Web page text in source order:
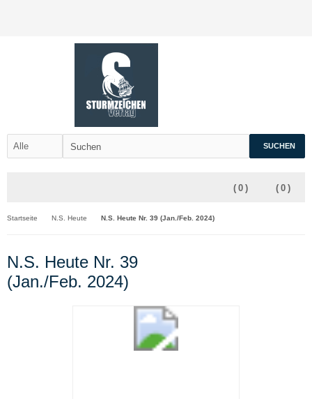
SUCHEN
( 0 )
( 0 )
Startseite N.S. Heute N.S. Heute Nr. 39 (Jan./Feb. 2024)
N.S. Heute Nr. 39
(Jan./Feb. 2024)